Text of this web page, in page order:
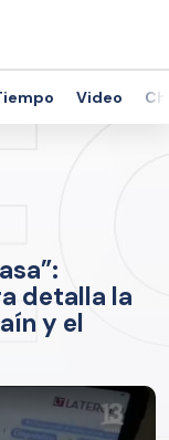
Video
detalla la
y el